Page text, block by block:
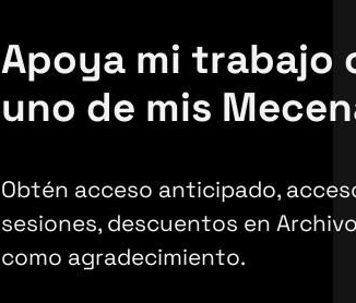
Apoya mi trabajo
uno de mis
Obtén acceso anticipado,
sesiones, descuentos en
como agradecimiento.